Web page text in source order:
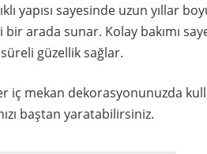
yapısı sayesinde uzun yıllar
arada sunar. Kolay bakımı
güzellik sağlar.
iç mekan dekorasyonunuzda
baştan yaratabilirsiniz.